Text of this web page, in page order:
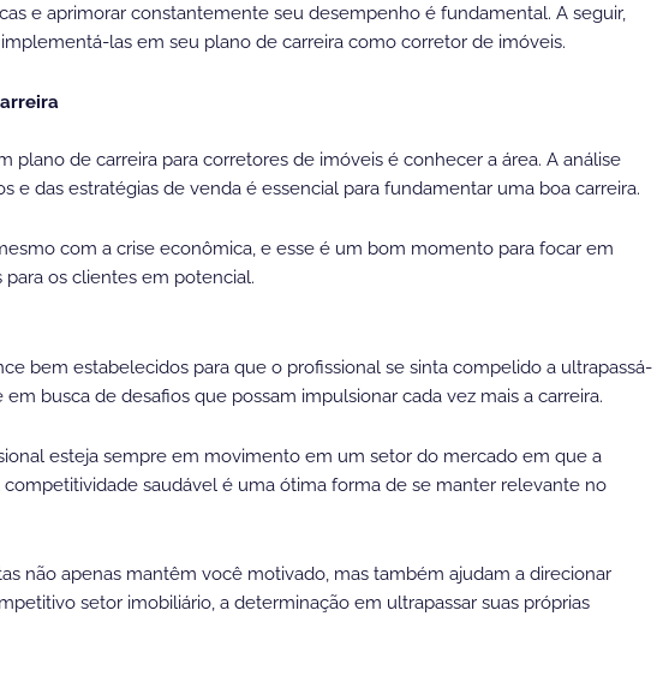
e aprimorar constantemente seu desempenho é fundamental. A seguir,
las em seu plano de carreira como corretor de imóveis.
plano de carreira para corretores de imóveis é conhecer a área. A análise
e das estratégias de venda é essencial para fundamentar uma boa carreira.
com a crise econômica, e esse é um bom momento para focar em
os clientes em potencial.
bem estabelecidos para que o profissional se sinta compelido a ultrapassá-
busca de desafios que possam impulsionar cada vez mais a carreira.
esteja sempre em movimento em um setor do mercado em que a
saudável é uma ótima forma de se manter relevante no
não apenas mantêm você motivado, mas também ajudam a direcionar
setor imobiliário, a determinação em ultrapassar suas próprias